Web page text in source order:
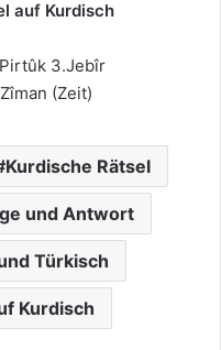
auf Kurdisch
3.Jebîr
(Zeit)
Kurdische Rätsel
und Antwort
Türkisch
Kurdisch